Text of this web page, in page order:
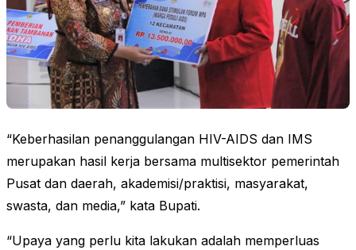
“Keberhasilan penanggulangan HIV-AIDS dan IMS
merupakan hasil kerja bersama multisektor pemerintah
Pusat dan daerah, akademisi/praktisi, masyarakat,
swasta, dan media,” kata Bupati.
“Upaya yang perlu kita lakukan adalah memperluas